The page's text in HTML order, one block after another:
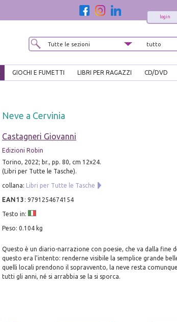
login
GIOCHI E FUMETTI LIBRI PER RAGAZZI CD/DVD
Neve a Cervinia
Castagneri Giovanni
Edizioni Robin
Torino, 2022; br., pp. 80, cm 12x24.
(Libri per Tutte le Tasche).
collana: Libri per Tutte le Tasche
EAN13 : 9791254674154
Testo in:
Peso: 0.104 kg
Questo è un diario-narrazione con poesie, che va dalla fine
questo era l'intento: renderne visibile la semplice grande
quelli locali prendono il sopravvento, la neve resta
tutti gli anni, né si arrabbia se la si sporca.